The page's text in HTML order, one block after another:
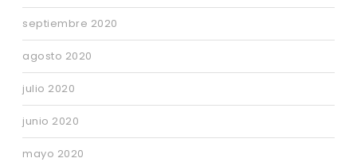
septiembre 2020
agosto 2020
julio 2020
junio 2020
mayo 2020